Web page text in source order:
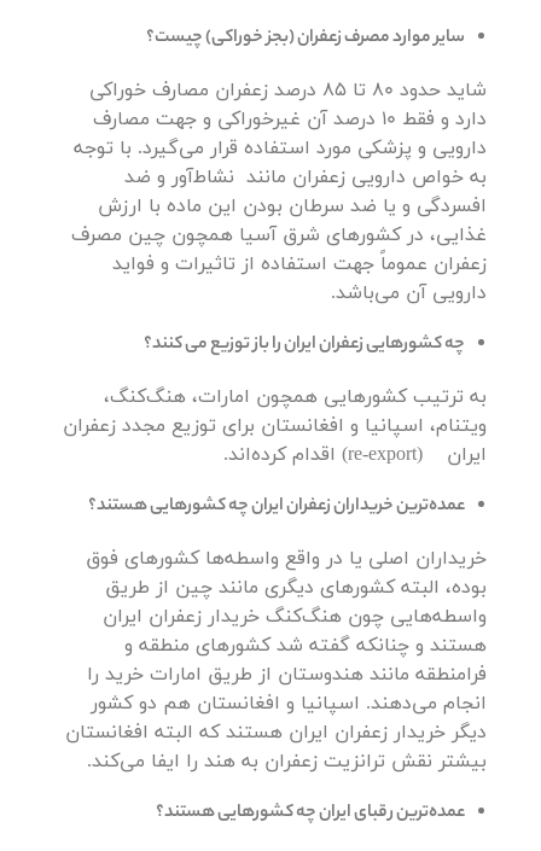
سایر موارد مصرف زعفران (بجز خوراکی) چیست؟
شاید حدود 80 تا 85 درصد زعفران مصارف خوراکی
دارد و فقط 10 درصد آن غیرخوراکی و جهت مصارف
دارویی و پزشکی مورد استفاده قرار می‌گیرد. با توجه
به خواص دارویی زعفران مانند نشاط‌آور و ضد
افسردگی و یا ضد سرطان بودن این ماده با ارزش
غذایی، در کشورهای شرق آسیا همچون چین مصرف
زعفران عموماً جهت استفاده از تاثیرات و فواید
دارویی آن می‌باشد.
چه کشورهایی زعفران ایران را باز توزیع می کنند؟
به ترتیب کشورهایی همچون امارات، هنگ‌کنگ،
ویتنام، اسپانیا و افغانستان برای توزیع مجدد زعفران
ایران (re-export) اقدام کرده‌اند.
عمده‌ترین خریداران زعفران ایران چه کشورهایی هستند؟
خریداران اصلی یا در واقع واسطه‌ها کشورهای فوق
بوده، البته کشورهای دیگری مانند چین از طریق
واسطه‌هایی چون هنگ‌کنگ خریدار زعفران ایران
هستند و چنانکه گفته شد کشورهای منطقه و
فرامنطقه مانند هندوستان از طریق امارات خرید را
انجام می‌دهند. اسپانیا و افغانستان هم دو کشور
دیگر خریدار زعفران ایران هستند که البته افغانستان
بیشتر نقش ترانزیت زعفران به هند را ایفا می‌کند.
عمده‌ترین رقبای ایران چه کشورهایی هستند؟